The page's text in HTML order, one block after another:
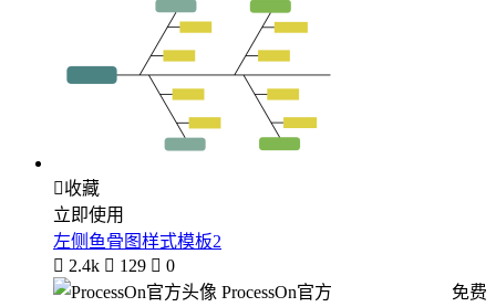
收藏
立即使用
左侧鱼骨图样式模板2
 2.4k  129  0
ProcessOn官方
免费